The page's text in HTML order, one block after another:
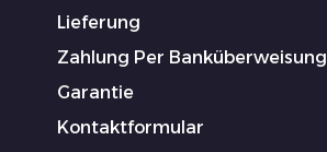
Lieferung
Zahlung Per Banküberweisung
Garantie
Kontaktformular